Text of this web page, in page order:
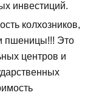
инвестиций.
колхозников,
пшеницы!!! Это
центров и